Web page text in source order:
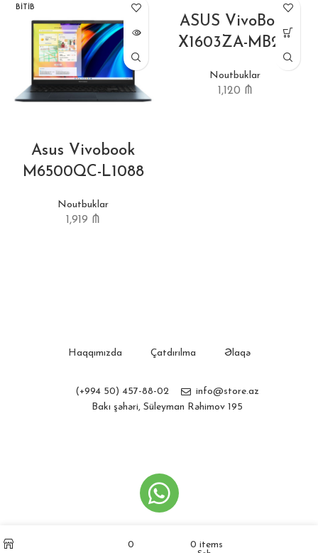
BITIB
Asus Vivobook
M6500QC-L1088
Noutbuklar
1,919 ₼
ASUS VivoBook
X1603ZA-MB211
Noutbuklar
1,120 ₼
Haqqımızda Çatdırılma Əlaqə
(+994 50) 457-88-02
info@store.az
Bakı şəhəri, Süleyman Rəhimov 195
0 0 items